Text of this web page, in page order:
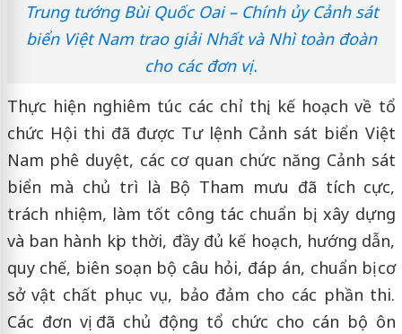
Trung tướng Bùi Quốc Oai – Chính ủy Cảnh sát
biển Việt Nam trao giải Nhất và Nhì toàn đoàn
cho các đơn vị.
Thực hiện nghiêm túc các chỉ thị, kế hoạch về tổ
chức Hội thi đã được Tư lệnh Cảnh sát biển Việt
Nam phê duyệt, các cơ quan chức năng Cảnh sát
biển mà chủ trì là Bộ Tham mưu đã tích cực,
trách nhiệm, làm tốt công tác chuẩn bị, xây dựng
và ban hành kịp thời, đầy đủ kế hoạch, hướng dẫn,
quy chế, biên soạn bộ câu hỏi, đáp án, chuẩn bị cơ
sở vật chất phục vụ, bảo đảm cho các phần thi.
Các đơn vị đã chủ động tổ chức cho cán bộ ôn